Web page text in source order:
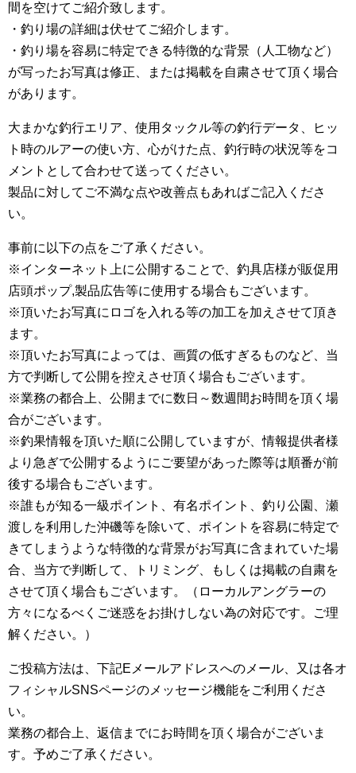
間を空けてご紹介致します。
・釣り場の詳細は伏せてご紹介します。
・釣り場を容易に特定できる特徴的な背景（人工物など）
が写ったお写真は修正、または掲載を自粛させて頂く場合
があります。
大まかな釣行エリア、使用タックル等の釣行データ、ヒッ
ト時のルアーの使い方、心がけた点、釣行時の状況等をコ
メントとして合わせて送ってください。
製品に対してご不満な点や改善点もあればご記入くださ
い。
事前に以下の点をご了承ください。
※インターネット上に公開することで、釣具店様が販促用
店頭ポップ,製品広告等に使用する場合もございます。
※頂いたお写真にロゴを入れる等の加工を加えさせて頂き
ます。
※頂いたお写真によっては、画質の低すぎるものなど、当
方で判断して公開を控えさせ頂く場合もございます。
※業務の都合上、公開までに数日～数週間お時間を頂く場
合がございます。
※釣果情報を頂いた順に公開していますが、情報提供者様
より急ぎで公開するようにご要望があった際等は順番が前
後する場合もございます。
※誰もが知る一級ポイント、有名ポイント、釣り公園、瀬
渡しを利用した沖磯等を除いて、ポイントを容易に特定で
きてしまうような特徴的な背景がお写真に含まれていた場
合、当方で判断して、トリミング、もしくは掲載の自粛を
させて頂く場合もございます。（ローカルアングラーの
方々になるべくご迷惑をお掛けしない為の対応です。ご理
解ください。）
ご投稿方法は、下記Eメールアドレスへのメール、又は各オ
フィシャルSNSページのメッセージ機能をご利用くださ
い。
業務の都合上、返信までにお時間を頂く場合がございま
す。予めご了承ください。